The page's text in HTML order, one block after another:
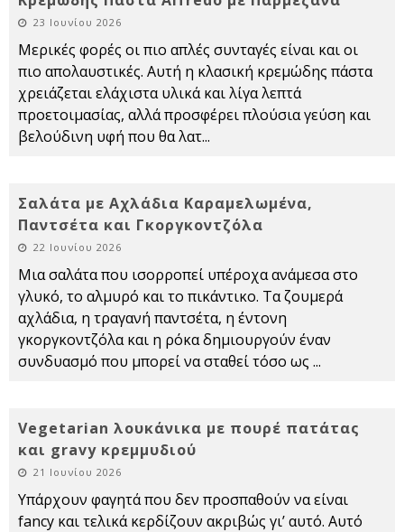
23 Ιουνίου 2026
Μερικές φορές οι πιο απλές συνταγές είναι και οι
πιο απολαυστικές. Αυτή η κλασική κρεμώδης πάστα
χρειάζεται ελάχιστα υλικά και λίγα λεπτά
προετοιμασίας, αλλά προσφέρει πλούσια γεύση και
βελούδινη υφή που θα λατ...
Σαλάτα με Αχλάδια Καραμελωμένα,
Παντσέτα και Γκοργκοντζόλα
22 Ιουνίου 2026
Μια σαλάτα που ισορροπεί υπέροχα ανάμεσα στο
γλυκό, το αλμυρό και το πικάντικο. Τα ζουμερά
αχλάδια, η τραγανή παντσέτα, η έντονη
γκοργκοντζόλα και η ρόκα δημιουργούν έναν
συνδυασμό που μπορεί να σταθεί τόσο ως ...
Vegetarian λουκάνικα με πουρέ πατάτας
και gravy κρεμμυδιού
21 Ιουνίου 2026
Υπάρχουν φαγητά που δεν προσπαθούν να είναι
fancy και τελικά κερδίζουν ακριβώς γι’ αυτό. Αυτό